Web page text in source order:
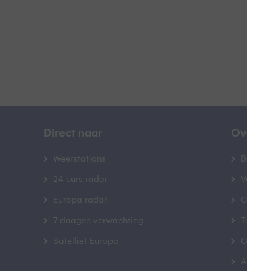
Direct naar
Weerstations
24 uurs radar
Europa radar
7-daagse verwachting
Satelliet Europa
Over
Contact